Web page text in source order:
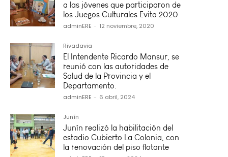
a las jóvenes que participaron de
los Juegos Culturales Evita 2020
adminERE - 12 noviembre, 2020
Rivadavia
El Intendente Ricardo Mansur, se
reunió con las autoridades de
Salud de la Provincia y el
Departamento.
adminERE - 6 abril, 2024
Junín
Junín realizó la habilitación del
estadio Cubierto La Colonia, con
la renovación del piso flotante